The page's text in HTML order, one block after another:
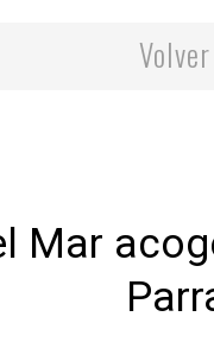
Volver
Mar